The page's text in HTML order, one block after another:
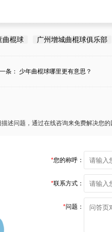
曲棍球 广州增城曲棍球俱乐部
条： 少年曲棍球哪里更有意思？
述问题，通过在线咨询来免费解决您的
*您的称呼：
*联系方式：
*问题：